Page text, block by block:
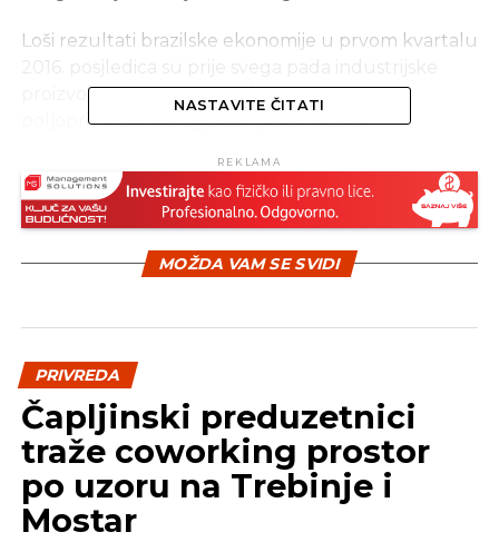
Loši rezultati brazilske ekonomije u prvom kvartalu
proizvodnje za 7,3 odsto, dok su sektori
poljoprivrede i usluga pali po 3,7 odsto.
Nekadašnji simbol tržišta u usponu na početku
ovog milenijuma, Brazil danas posrće zbog političke
krize, rastuće nezaposlenosti i inflacije.
Izvor: Gdeinvestirati.rs
SLIČNE TEME:
SLEDEĆI
Ponovo počeo izvoz govedine u Tursku
NE PROPUSTITE
Sastanak OPEK-a, bez ograničenja
NASTAVITE ČITATI
REKLAMA
MOŽDA VAM SE SVIDI
PRIVREDA
Čapljinski preduzetnici
traže coworking prostor
po uzoru na Trebinje i
Mostar